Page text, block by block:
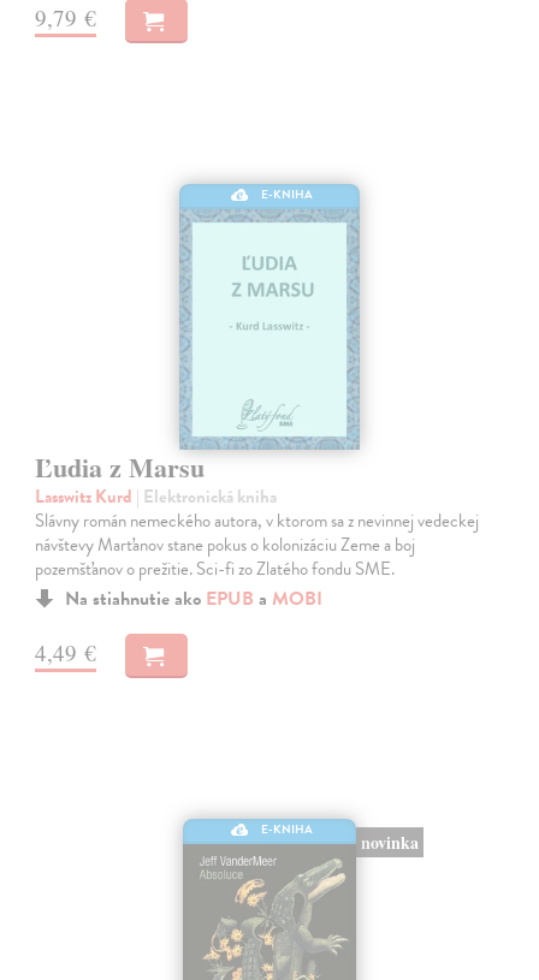
9,79 €
E-KNIHA
Ľudia z Marsu
Lasswitz Kurd | Elektronická kniha
Slávny román nemeckého autora, v ktorom sa z nevinnej vedeckej
návštevy Marťanov stane pokus o kolonizáciu Zeme a boj
pozemšťanov o prežitie. Sci-fi zo Zlatého fondu SME.
Na stiahnutie ako EPUB a MOBI
4,49 €
E-KNIHA
novinka